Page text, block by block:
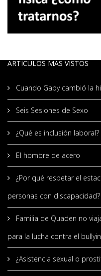
ARTÍCULOS MÁS VISTOS
Cuando Gaby cambió la
Seis Sesiones de Sexo
¿Qué es inclusión laboral?
El hombre de acero
¿Por qué respetar el
personas con discapacidad?
Familia de Quaden no
para la lucha contra el
¿Asistencia sexual o